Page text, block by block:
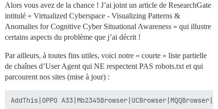
Alors vous avez de la chance ! J’ai joint un article de ResearchGate
intitulé « Virtualized Cyberspace - Visualizing Patterns &
Anomalies for Cognitive Cyber Situational Awareness » qui illustre
certains aspects du problème que j’ai décrit !
Par ailleurs, à toutes fins utiles, voici notre « courte » liste partielle
de chaînes d’User Agent qui NE respectent PAS robots.txt et qui
parcourent nos sites (mise à jour) :